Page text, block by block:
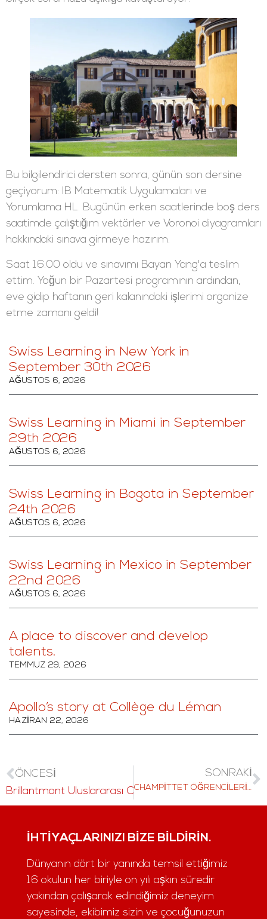
Bu bilgilendirici dersten sonra, günün son dersine
geçiyorum: IB Matematik Uygulamaları ve
Yorumlama HL. Bugünün erken saatlerinde boş ders
saatimde çalıştığım vektörler ve Voronoi diyagramları
hakkındaki sınava girmeye hazırım.
Saat 16:00 oldu ve sınavımı Bayan Yang'a teslim
ettim. Yoğun bir Pazartesi programının ardından,
eve gidip haftanın geri kalanındaki işlerimi organize
etme zamanı geldi!
Swiss Learning in New York in
September 30th 2026
AĞUSTOS 6, 2026
Swiss Learning in Miami in September
29th 2026
AĞUSTOS 6, 2026
Swiss Learning in Bogota in September
24th 2026
AĞUSTOS 6, 2026
Swiss Learning in Mexico in September
22nd 2026
AĞUSTOS 6, 2026
A place to discover and develop
talents.
TEMMUZ 29, 2026
Apollo’s story at Collège du Léman
HAZIRAN 22, 2026
ÖNCESI
Brillantmont Uluslararası Okulu – 140 yaşında ve
SONRAKI
CHAMPITTET ÖĞRENCILERI, SWISS MATURITY 2023 SINAVINDA 0,1'LIK BIR BAŞARI ORANI ELDE ETTI (TP3T).
İHTIYAÇLARINIZI BIZE BILDIRIN.
Dünyanın dört bir yanında temsil ettiğimiz
16 okulun her biriyle on yılı aşkın süredir
yakından çalışarak edindiğimiz deneyim
sayesinde, ekibimiz sizin ve çocuğunuzun